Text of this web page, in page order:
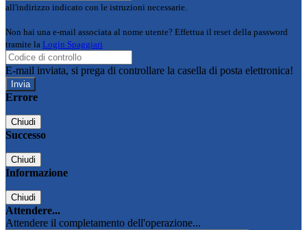
all'indirizzo indicato con le istruzioni necessarie.
Non hai una e-mail associata al nome utente? Effettua il reset della password
tramite la Login Spaggiari
E-mail inviata, si prega di controllare la casella di posta elettronica!
Errore
Chiudi
Successo
Chiudi
Informazione
Chiudi
Attendere...
Attendere il completamento dell'operazione...